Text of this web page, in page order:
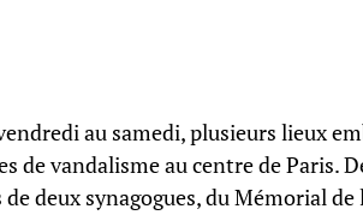
au samedi, plusieurs lieux
de vandalisme au centre de
de deux synagogues, du Mémorial